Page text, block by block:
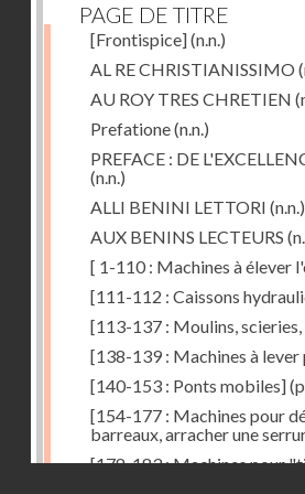
PAGE DE TITRE
[Frontispice](n.n.)
AL RE CHRISTIANISSIMO
AU ROY TRES CHRETIEN
Prefatione(n.n.)
PREFACE : DE
(n.n.)
ALLI BENINI LETTORI (n.n.)
AUX BENINS LECTEURS
[ 1-110 : Machines à élever
[111-112 : Caissons
[113-137 : Moulins,
[138-139 : Machines à lever
[140-153 : Ponts mobiles]
[154-177 : Machines pour
barreaux, arracher une
[178-183 : Machines pour